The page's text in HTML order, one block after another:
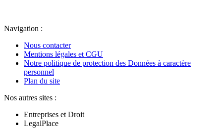
Navigation :
Nous contacter
Mentions légales et CGU
Notre politique de protection des Données à caractère
personnel
Plan du site
Nos autres sites :
Entreprises et Droit
LegalPlace